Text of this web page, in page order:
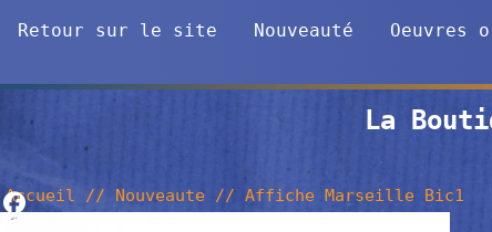
Retour sur le site Nouveauté Oeuvres
La
Accueil // Nouveaute // Affiche Marseille Bic1